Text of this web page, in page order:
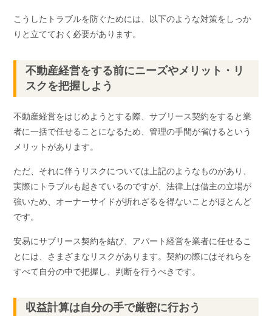
こうしたトラブルを防ぐためには、以下のような対策をしっか
りと立てておく必要があります。
不動産経営をする前にニーズやメリット・リ
スクを把握しよう
不動産経営をはじめようとする際、サブリース契約をすると業
者に一括で任せることになるため、管理の手間が省けるという
メリットがあります。
ただ、それに伴うリスクについては上記のようなものがあり、
実際にトラブルも起きているのですが、法律上は借主の立場が
強いため、オーナーサイドが折れざるを得ないことがほとんど
です。
安易にサブリース契約を結び、アパート経営を業者に任せるこ
とには、さまざまなリスクがあります。契約の際にはそれらを
すべて自分の中で把握し、判断を行うべきです。
収益計算は自分の手で厳密に行おう